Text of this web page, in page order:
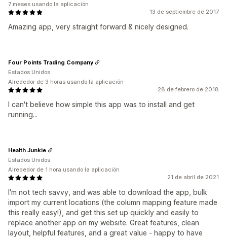
13 de septiembre de 2017
Amazing app, very straight forward & nicely designed.
7 meses usando la aplicación
28 de febrero de 2018
I can't believe how simple this app was to install and get
running...
Four Points Trading Company
Estados Unidos
Alrededor de 3 horas usando la aplicación
21 de abril de 2021
I'm not tech savvy, and was able to download the app, bulk
import my current locations (the column mapping feature made
this really easy!), and get this set up quickly and easily to
replace another app on my website. Great features, clean
layout, helpful features, and a great value - happy to have
Health Junkie
Estados Unidos
Alrededor de 1 hora usando la aplicación